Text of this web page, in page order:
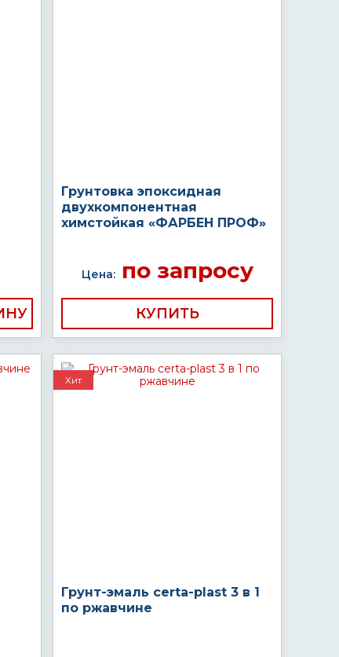
Грунтовка эпоксидная
двухкомпонентная
химстойкая «ФАРБЕН ПРОФ»
Цена:по запросу
КУПИТЬ
Хит
Грунт-эмаль certa-plast 3 в 1
по ржавчине